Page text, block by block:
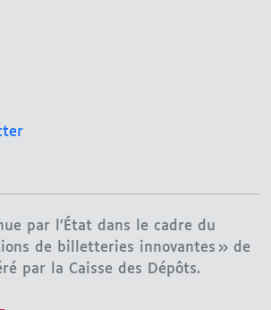
par l’État dans le cadre du
de billetteries innovantes » de
par la Caisse des Dépôts.